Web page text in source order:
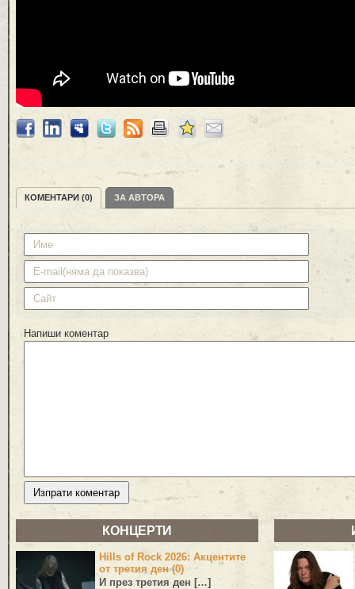
КОМЕНТАРИ (0) ЗА АВТОРА
Напиши коментар
КОНЦЕРТИ
Hills of Rock 2026: Акцентите
от третия ден (0)
И през третия ден […]